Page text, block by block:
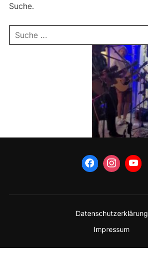
Suche.
Suchen
nach:
Datenschutzerklärung
Impressum